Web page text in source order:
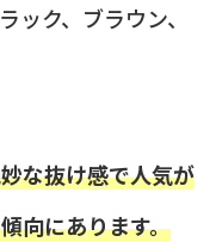
ック、ブラウン、
な抜け感で人気が
向にあります。